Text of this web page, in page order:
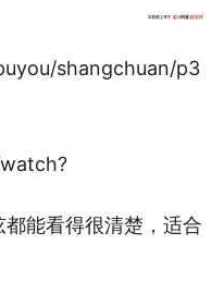
shangchuan/p3
能看得很清楚，适合